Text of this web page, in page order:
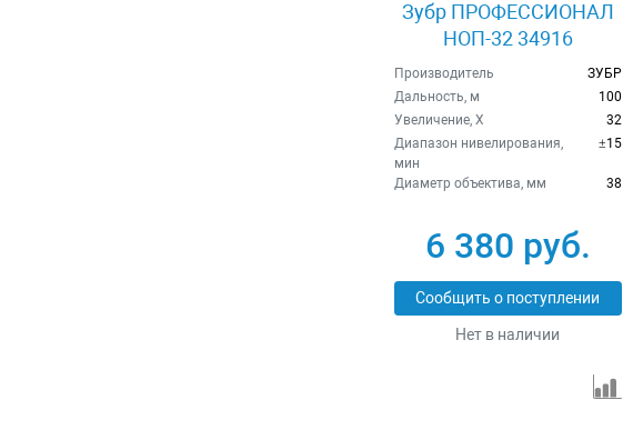
Зубр ПРОФЕССИОНАЛ
НОП-32 34916
Производитель
ЗУБР
Дальность, м
100
Увеличение, X
32
Диапазон нивелирования,
мин
±15
Диаметр объектива, мм 38
6 380 руб.
Сообщить о поступлении
Нет в наличии